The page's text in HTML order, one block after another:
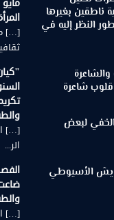
ناطقين بغيرها
النظر إليه في
شاعرة
الخفي لبعض
الأسيوطي
[…]
[…]
الر...
[…]